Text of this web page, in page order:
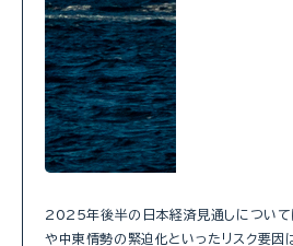
2025年後半の日本経済見通しについて
や中東情勢の緊迫化といったリスク要因